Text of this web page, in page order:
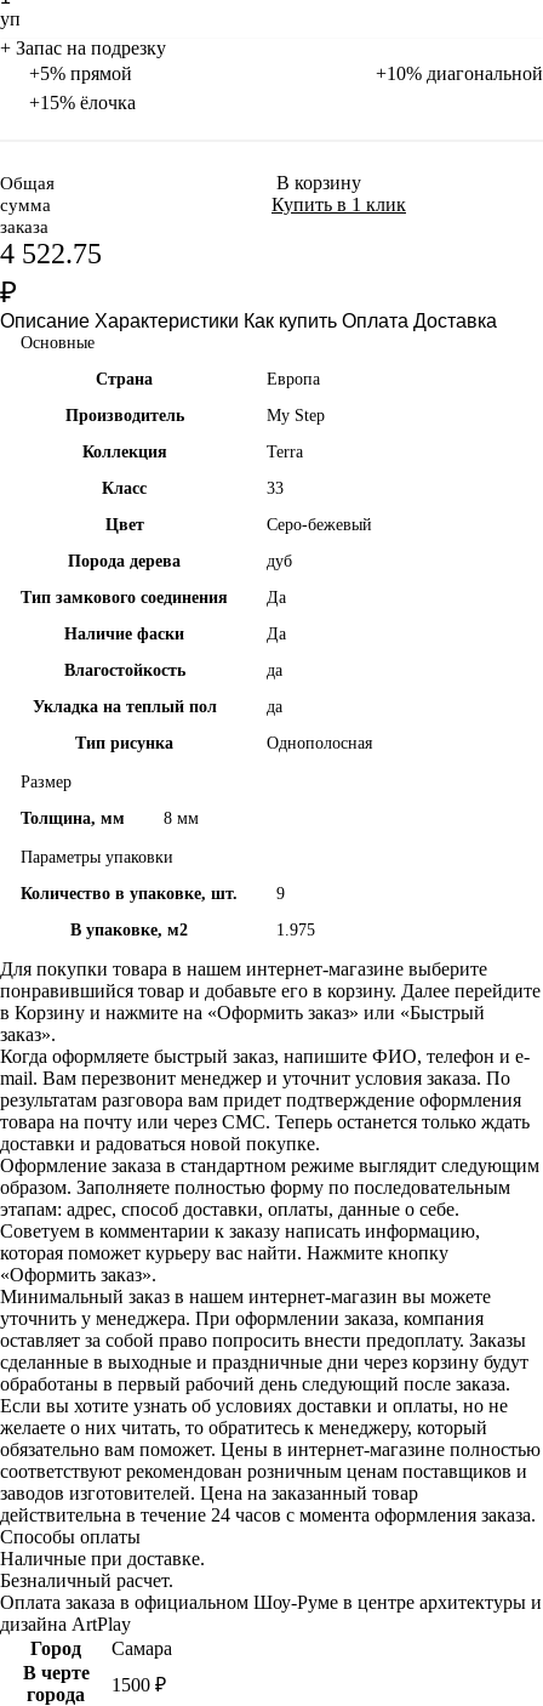
уп
+ Запас на подрезку
+5% прямой
+10% диагональной
+15% ёлочка
Общая
сумма
заказа
4 522.75
₽
В корзину
Купить в 1 клик
Описание Характеристики Как купить Оплата Доставка
Основные
Страна
Европа
Производитель
My Step
Коллекция
Terra
Класс
33
Цвет
Серо-бежевый
Порода дерева
дуб
Тип замкового соединения
Да
Наличие фаски
Да
Влагостойкость
да
Укладка на теплый пол
да
Тип рисунка
Однополосная
Размер
Толщина, мм
8 мм
Параметры упаковки
Количество в упаковке, шт.
9
В упаковке, м2
1.975
Для покупки товара в нашем интернет-магазине выберите
понравившийся товар и добавьте его в корзину. Далее перейдите
в Корзину и нажмите на «Оформить заказ» или «Быстрый
заказ».
Когда оформляете быстрый заказ, напишите ФИО, телефон и e-
mail. Вам перезвонит менеджер и уточнит условия заказа. По
результатам разговора вам придет подтверждение оформления
товара на почту или через СМС. Теперь останется только ждать
доставки и радоваться новой покупке.
Оформление заказа в стандартном режиме выглядит следующим
образом. Заполняете полностью форму по последовательным
этапам: адрес, способ доставки, оплаты, данные о себе.
Советуем в комментарии к заказу написать информацию,
которая поможет курьеру вас найти. Нажмите кнопку
«Оформить заказ».
Минимальный заказ в нашем интернет-магазин вы можете
уточнить у менеджера. При оформлении заказа, компания
оставляет за собой право попросить внести предоплату. Заказы
сделанные в выходные и праздничные дни через корзину будут
обработаны в первый рабочий день следующий после заказа.
Если вы хотите узнать об условиях доставки и оплаты, но не
желаете о них читать, то обратитесь к менеджеру, который
обязательно вам поможет. Цены в интернет-магазине полностью
соответствуют рекомендован розничным ценам поставщиков и
заводов изготовителей. Цена на заказанный товар
действительна в течение 24 часов с момента оформления заказа.
Способы оплаты
Наличные при доставке.
Безналичный расчет.
Оплата заказа в официальном Шоу-Руме в центре архитектуры и
дизайна ArtPlay
Город
Самара
В черте
города
1500 ₽